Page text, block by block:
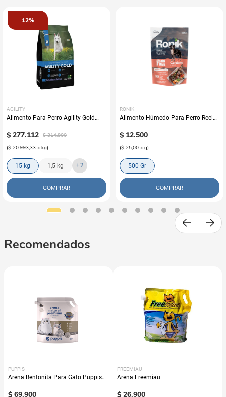
12%
AGILITY
Alimento Para Perro Agility Gold
$ 277.112 $ 314.900
($ 20.993,33 x kg)
15 kg 1,5 kg +2
COMPRAR
RONIK
Alimento Húmedo Para Perro Reelds
$ 12.500
($ 25,00 x g)
500 Gr
COMPRAR
Recomendados
PUPPIS
Arena Bentonita Para Gato Puppis
$ 69.900
FREEMIAU
Arena Freemiau
$ 26.900